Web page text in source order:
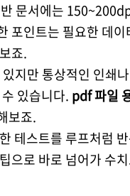
문서에는
포인트는 필요한 데
죠.
지만 통상적인 인쇄
있습니다. pdf 파일
보죠.
테스트를 루프처럼
으로 바로 넘어가 수